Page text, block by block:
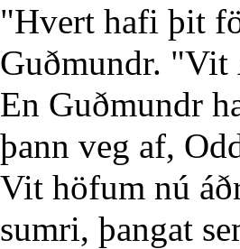
"Hvert hafi þit
Guðmundr. "Vit
En Guðmundr
þann veg af,
Vit höfum nú
sumri, þangat